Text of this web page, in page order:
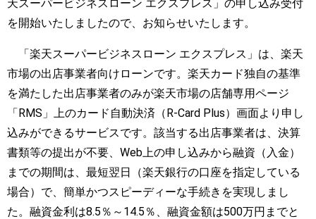
天スーパービジネスローン エクスプレス」の申し込み受付
を開始いたしましたので、お知らせいたします。
「楽天スーパービジネスローン エクスプレス」は、楽天
市場の出店事業者向けローンです。楽天カード独自の基準
を満たした出店事業者のみが楽天市場の店舗専用ページ
「RMS」上のカード自動決済（R-Card Plus）画面より申し
込みができるサービスです。該当する出店事業者は、決算
書類等の提出が不要、Web上の申し込みから融資（入金）
までの期間は、最短翌日（楽天銀行の口座を指定している
場合）で、簡単かつスピーディーな手続きを実現しまし
た。融資金利は8.5％～14.5％、融資金額は500万円までと